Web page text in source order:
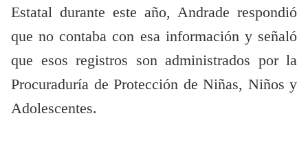
Estatal durante este año, Andrade respondió
que no contaba con esa información y señaló
que esos registros son administrados por la
Procuraduría de Protección de Niñas, Niños y
Adolescentes.